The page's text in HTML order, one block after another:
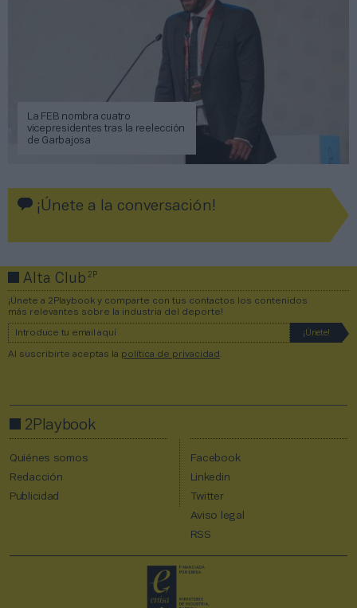
La FEB nombra cuatro
vicepresidentes tras la reelección
de Garbajosa
¡Únete a la conversación!
Alta Club2P
¡Únete a 2Playbook y comparte con tus contactos los contenidos
más relevantes sobre la industria del deporte!
Al suscribirte aceptas la política de privacidad
2Playbook
Quiénes somos
Redacción
Publicidad
Facebook
Linkedin
Twitter
Aviso legal
RSS